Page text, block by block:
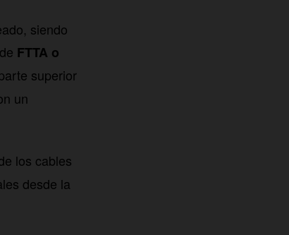
siendo
FTTA o
superior
un
los cables
desde la